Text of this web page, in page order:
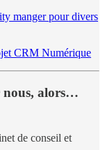
manger pour divers
CRM Numérique
nous, alors…
de conseil et